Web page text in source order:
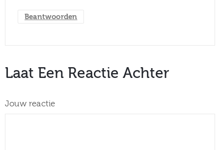
Beantwoorden
Laat Een Reactie Achter
Jouw reactie